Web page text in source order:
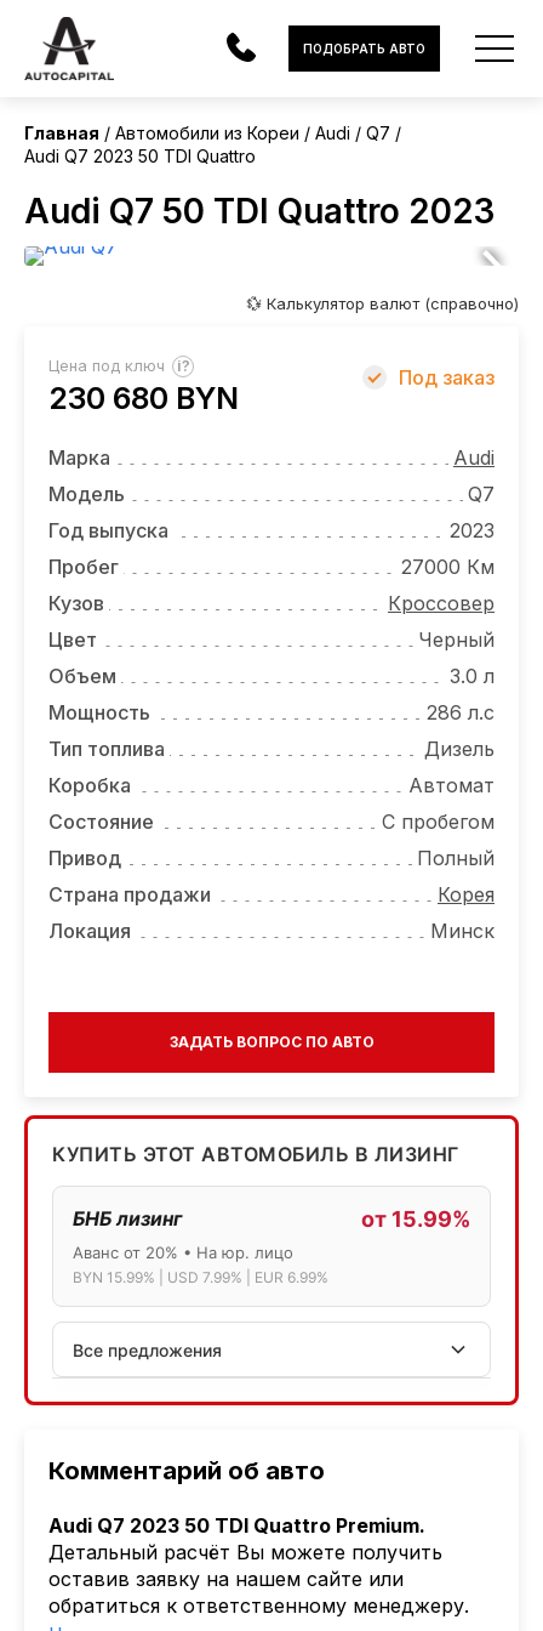
АВТОМОБИЛИ
ЭЛЕКТРОМОБИЛИ
УСЛУГИ
НОВОСТИ
ОТЗЫВЫ
ВАКАНСИИ
О КОМПАНИИ
КОНТАКТЫ
ПОДОБРАТЬ АВТО
Главная Автомобили из Кореи Audi
Q7
Audi Q7 2023 50 TDI Quattro
Audi Q7 50 TDI Quattro 2023
Корея
Комментарий об авто
Audi Q7 2023 50 TDI Quattro Premium.
Детальный расчёт Вы можете получить
оставив заявку на нашем сайте или
обратиться к ответственному менеджеру.
💱 Калькулятор валют (справочно)
Цена под ключ ?
230 680 BYN
Под заказ
Марка
Audi
Модель
Q7
Год выпуска
2023
Пробег
27000 Км
Кузов
Кроссовер
Цвет
Черный
Объем
3.0 л
Мощность
286 л.с
Тип топлива
Дизель
Коробка
Автомат
Состояние
С пробегом
Привод
Полный
Страна продажи
Корея
Локация
Минск
ЗАДАТЬ ВОПРОС ПО АВТО
КУПИТЬ ЭТОТ АВТОМОБИЛЬ В ЛИЗИНГ
БНБ лизинг от 15.99%
Аванс от 20% • На юр. лицо
BYN 15.99% | USD 7.99% | EUR 6.99%
Все предложения
АСБ лизинг
Лизинг: BYN 17% | USD 7.99% | EUR 6.99%
Также доступен кредит "Проще простого" 18.9%
Активлизиг